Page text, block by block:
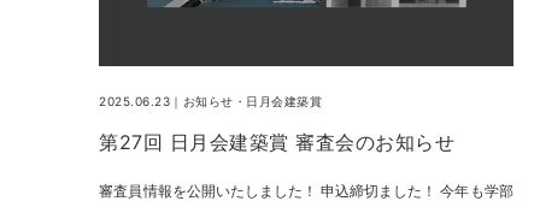
2025.06.23｜ お知らせ ・ 日月会建築賞
第27回 日月会建築賞 審査会のお知らせ
審査員情報を公開いたしました！ 申込締切ました！ 今年も学部